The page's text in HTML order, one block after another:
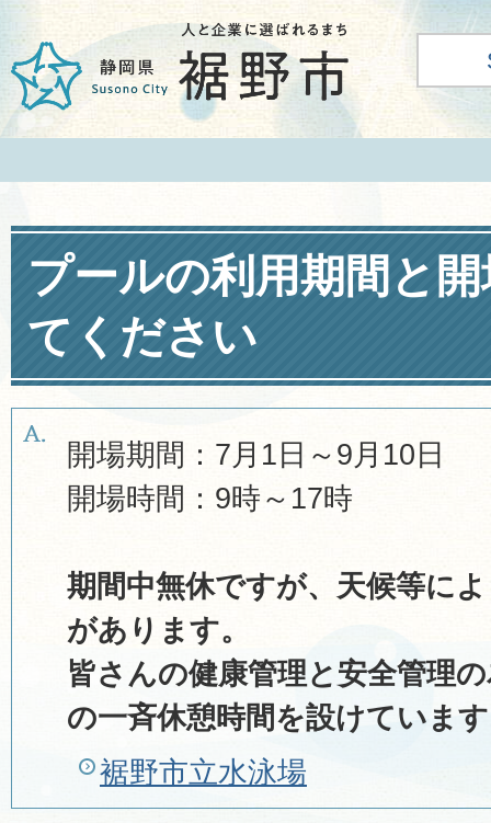
プールの利用期間と
てください
開場期間：7月1日～9月10日
開場時間：9時～17時
期間中無休ですが、天候等に
があります。
皆さんの健康管理と安全管理
の一斉休憩時間を設けていま
裾野市立水泳場